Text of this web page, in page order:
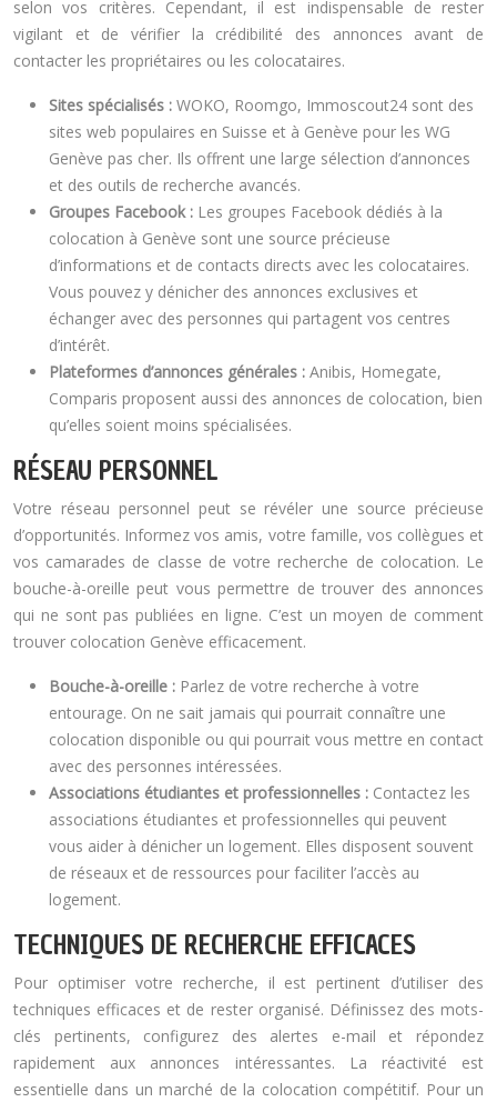
selon vos critères. Cependant, il est indispensable de rester
vigilant et de vérifier la crédibilité des annonces avant de
contacter les propriétaires ou les colocataires.
Sites spécialisés : WOKO, Roomgo, Immoscout24 sont des
sites web populaires en Suisse et à Genève pour les WG
Genève pas cher. Ils offrent une large sélection d’annonces
et des outils de recherche avancés.
Groupes Facebook : Les groupes Facebook dédiés à la
colocation à Genève sont une source précieuse
d’informations et de contacts directs avec les colocataires.
Vous pouvez y dénicher des annonces exclusives et
échanger avec des personnes qui partagent vos centres
d’intérêt.
Plateformes d’annonces générales : Anibis, Homegate,
Comparis proposent aussi des annonces de colocation, bien
qu’elles soient moins spécialisées.
RÉSEAU PERSONNEL
Votre réseau personnel peut se révéler une source précieuse
d’opportunités. Informez vos amis, votre famille, vos collègues et
vos camarades de classe de votre recherche de colocation. Le
bouche-à-oreille peut vous permettre de trouver des annonces
qui ne sont pas publiées en ligne. C’est un moyen de comment
trouver colocation Genève efficacement.
Bouche-à-oreille : Parlez de votre recherche à votre
entourage. On ne sait jamais qui pourrait connaître une
colocation disponible ou qui pourrait vous mettre en contact
avec des personnes intéressées.
Associations étudiantes et professionnelles : Contactez les
associations étudiantes et professionnelles qui peuvent
vous aider à dénicher un logement. Elles disposent souvent
de réseaux et de ressources pour faciliter l’accès au
logement.
TECHNIQUES DE RECHERCHE EFFICACES
Pour optimiser votre recherche, il est pertinent d’utiliser des
techniques efficaces et de rester organisé. Définissez des mots-
clés pertinents, configurez des alertes e-mail et répondez
rapidement aux annonces intéressantes. La réactivité est
essentielle dans un marché de la colocation compétitif. Pour un